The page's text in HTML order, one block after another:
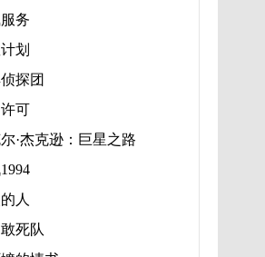
务
划
探团
可
·杰克逊：巨星之路
人
死队